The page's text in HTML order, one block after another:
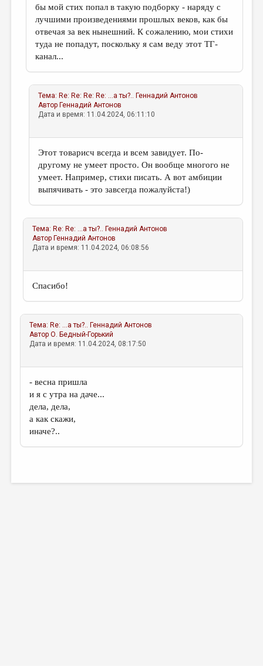
бы мой стих попал в такую подборку - наряду с
лучшими произведениями прошлых веков, как бы
отвечая за век нынешний. К сожалению, мои стихи
туда не попадут, поскольку я сам веду этот ТГ-
канал...
Тема:Re: Re: Re: Re: ...а ты?..
Геннадий Антонов
АвторГеннадий Антонов
Дата и время: 11.04.2024, 06:11:10
Этот товарисч всегда и всем завидует. По-
другому не умеет просто. Он вообще многого не
умеет. Например, стихи писать. А вот амбиции
выпячивать - это завсегда пожалуйста!)
Тема:Re: Re: ...а ты?..
Геннадий Антонов
АвторГеннадий Антонов
Дата и время: 11.04.2024, 06:08:56
Спасибо!
Тема:Re: ...а ты?..
Геннадий Антонов
АвторО. Бедный-Горький
Дата и время: 11.04.2024, 08:17:50
- весна пришла
и я с утра на даче...
дела, дела,
а как скажи,
иначе?..